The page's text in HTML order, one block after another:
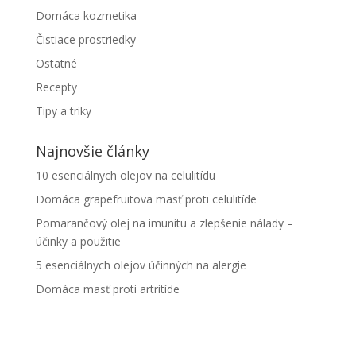
Domáca kozmetika
Čistiace prostriedky
Ostatné
Recepty
Tipy a triky
Najnovšie články
10 esenciálnych olejov na celulitídu
Domáca grapefruitova masť proti celulitíde
Pomarančový olej na imunitu a zlepšenie nálady –
účinky a použitie
5 esenciálnych olejov účinných na alergie
Domáca masť proti artritíde